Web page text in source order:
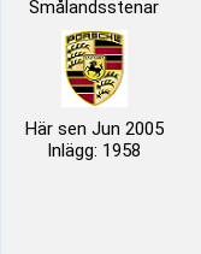
Smålandsstenar
Här sen Jun 2005
Inlägg: 1958